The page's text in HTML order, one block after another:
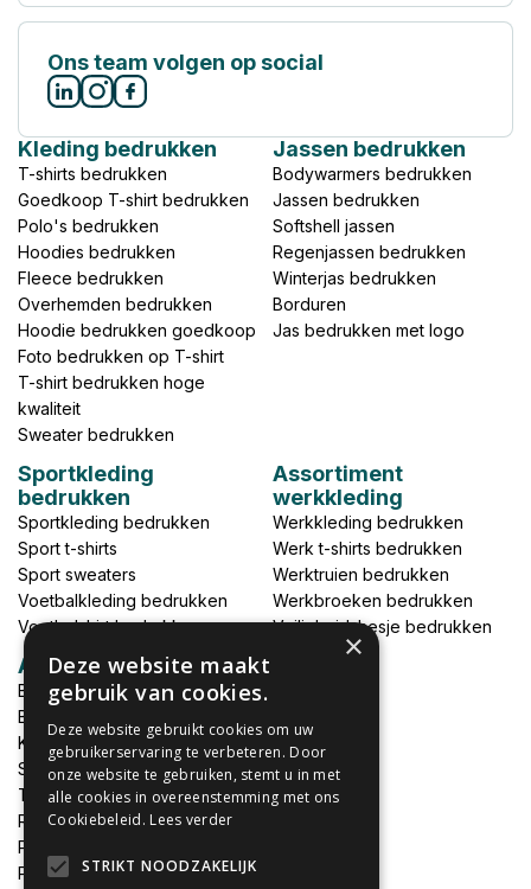
Ons team volgen op social
Kleding bedrukken
T-shirts bedrukken
Goedkoop T-shirt bedrukken
Polo's bedrukken
Hoodies bedrukken
Fleece bedrukken
Overhemden bedrukken
Hoodie bedrukken goedkoop
Foto bedrukken op T-shirt
T-shirt bedrukken hoge
kwaliteit
Sweater bedrukken
Jassen bedrukken
Bodywarmers bedrukken
Jassen bedrukken
Softshell jassen
Regenjassen bedrukken
Winterjas bedrukken
Borduren
Jas bedrukken met logo
Sportkleding
bedrukken
Sportkleding bedrukken
Sport t-shirts
Sport sweaters
Voetbalkleding bedrukken
Voetbalshirt bedrukken
Assortiment
werkkleding
Werkkleding bedrukken
Werk t-shirts bedrukken
Werktruien bedrukken
Werkbroeken bedrukken
Veiligheidshesje bedrukken
Accessoires
Babykleding bedrukken
Broek bedrukken
Kapmantels bedrukken
Schort bedrukken
Tas bedrukken
Relatieschenken
Petten bedrukken
Petten borduren
×
Deze website maakt
gebruik van cookies.
Deze website gebruikt cookies om uw
gebruikerservaring te verbeteren. Door
onze website te gebruiken, stemt u in met
alle cookies in overeenstemming met ons
Cookiebeleid. Lees verder
STRIKT NOODZAKELIJK